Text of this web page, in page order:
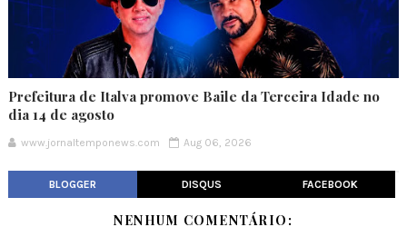
Prefeitura de Italva promove Baile da Terceira Idade no
dia 14 de agosto
www.jornaltemponews.com Aug 06, 2026
BLOGGER DISQUS FACEBOOK
NENHUM COMENTÁRIO: